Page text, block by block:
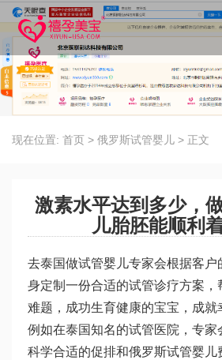
现在位置: 首页 > 俄罗斯试管婴儿 > 正文
激素水平达到多少，
儿胎胚能顺利
去泰国做试管婴儿专家会根据客户
身定制一份合适的试管诊疗方案，
难题，成功生育健康的宝宝，成就
例如在泰国知名的试管医院，专家
科学合适的促排和俄罗斯试管婴儿